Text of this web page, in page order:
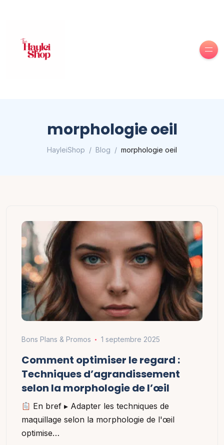
morphologie oeil
HayleiShop Blog morphologie oeil
Bons Plans & Promos 1 septembre 2025
Comment optimiser le regard :
Techniques d’agrandissement
selon la morphologie de l’œil
En bref ▸ Adapter les techniques de
maquillage selon la morphologie de l'œil
optimise…